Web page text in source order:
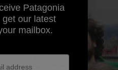
Patagonia
our latest
mailbox.